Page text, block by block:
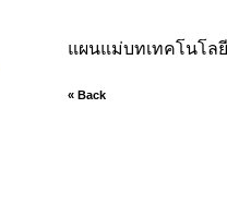
แผนแม่บทเทคโนโล
« Back